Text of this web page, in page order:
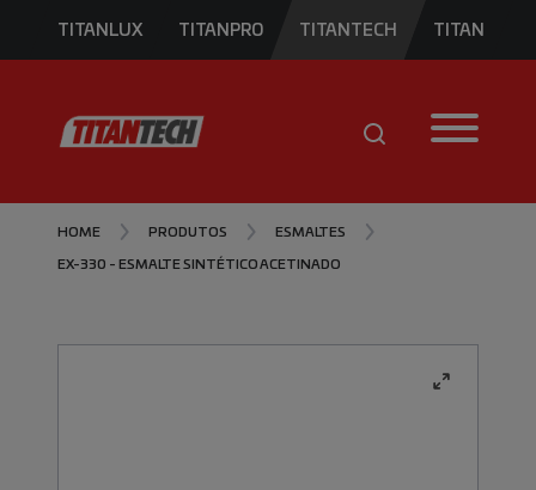
TITANLUX TITANPRO TITANTECH TITAN
HOME PRODUTOS ESMALTES
EX-330 - ESMALTE SINTÉTICO ACETINADO